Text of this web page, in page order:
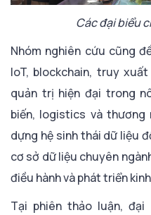
Các đại biểu
Nhóm nghiên cứu cũng
IoT, blockchain, truy
quản trị hiện đại trong
biến, logistics và
dựng hệ sinh thái dữ liệu
cơ sở dữ liệu chuyên
điều hành và phát triển
Tại phiên thảo luận, đại